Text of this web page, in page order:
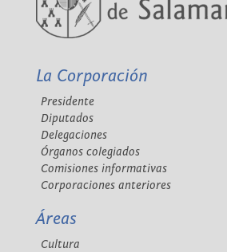
La Corporación
Presidente
Diputados
Delegaciones
Órganos colegiados
Comisiones informativas
Corporaciones anteriores
Áreas
Cultura